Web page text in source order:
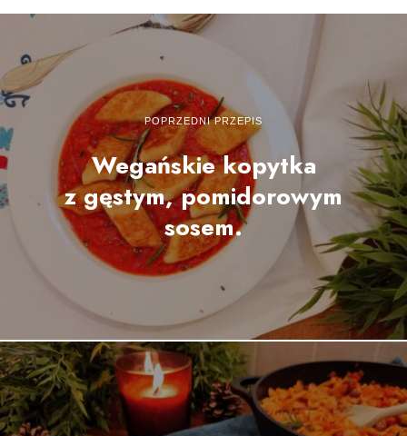
POPRZEDNI PRZEPIS
Wegańskie kopytka
z gęstym, pomidorowym
sosem.